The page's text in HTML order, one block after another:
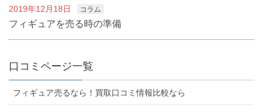
2019年12月18日 コラム
フィギュアを売る時の準備
口コミページ一覧
フィギュア売るなら！買取口コミ情報比較なら